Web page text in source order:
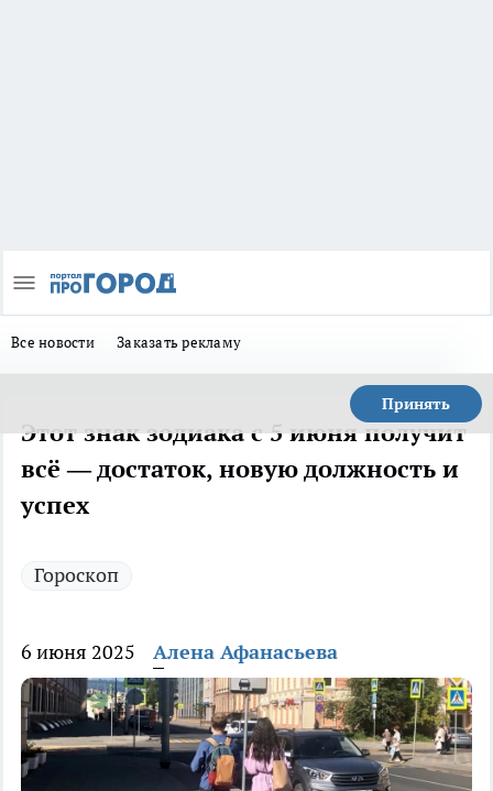
Все новости Заказать рекламу
Принять
Этот знак зодиака с 5 июня получит
всё — достаток, новую должность и
успех
Гороскоп
6 июня 2025 Алена Афанасьева